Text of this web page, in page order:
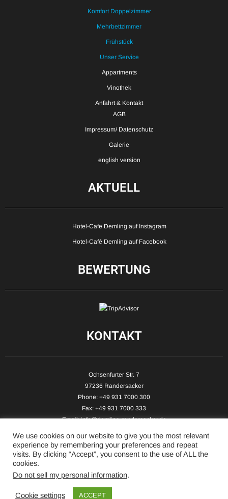
Komfort Doppelzimmer
Mehrbettzimmer
Frühstück
Unser Service
Appartments
Vinothek
Anfahrt & Kontakt
AGB
Impressum/ Datenschutz
Galerie
english version
AKTUELL
Hotel-Cafe Demling auf Instagram
Hotel-Café Demling auf Facebook
BEWERTUNG
KONTAKT
Ochsenfurter Str. 7
97236 Randersacker
Phone: +49 931 7000 300
Fax: +49 931 7000 333
Email:info@demling-randersacker.de
Copyright © 2026 Hotel-Café Demling - All Rights Reserved.
We use cookies on our website to give you the most relevant
experience by remembering your preferences and repeat
visits. By clicking “Accept”, you consent to the use of ALL the
cookies.
Do not sell my personal information.
Cookie settings ACCEPT